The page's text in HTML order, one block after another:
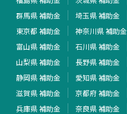
群馬県 補助金
埼玉県 補助金
東京都 補助金
神奈川県 補助金
富山県 補助金
石川県 補助金
山梨県 補助金
長野県 補助金
静岡県 補助金
愛知県 補助金
滋賀県 補助金
京都府 補助金
兵庫県 補助金
奈良県 補助金